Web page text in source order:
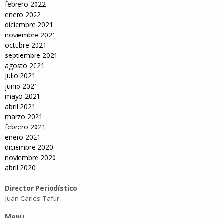
febrero 2022
enero 2022
diciembre 2021
noviembre 2021
octubre 2021
septiembre 2021
agosto 2021
julio 2021
junio 2021
mayo 2021
abril 2021
marzo 2021
febrero 2021
enero 2021
diciembre 2020
noviembre 2020
abril 2020
Director Periodístico
Juan Carlos Tafur
Menu